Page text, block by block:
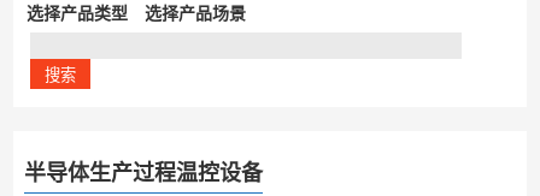
选择产品类型 选择产品场景
半导体生产过程温控设备